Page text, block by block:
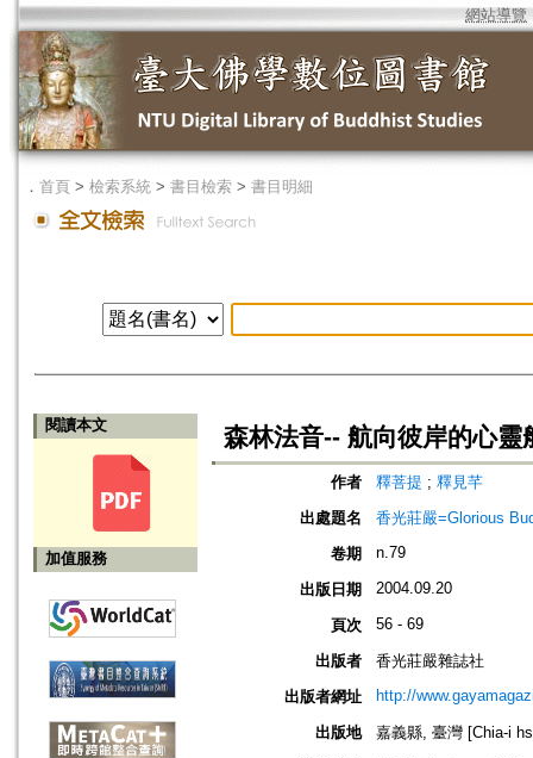
網站導覽
． 首頁 > 檢索系統 > 書目檢索 > 書目明細
閱讀本文
加值服務
森林法音-- 航向彼岸的心
作者 釋菩提 ; 釋見芊
出處題名
香光莊嚴=Glorious
卷期
n.79
出版日期 2004.09.20
頁次 56 - 69
出版者
香光莊嚴雜誌社
出版者網址
http://
出版地
嘉義縣, 臺灣 [Chia-i